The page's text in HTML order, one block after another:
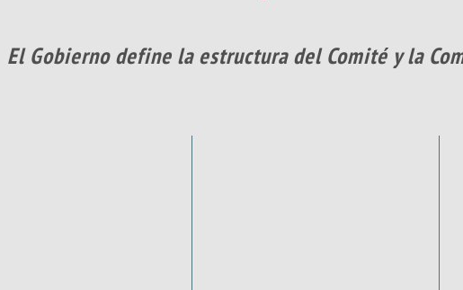
El Gobierno define la estructura del Comité y la